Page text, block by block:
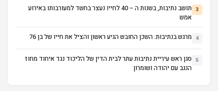
3
תושב נתיבות, בשנות ה – 40 לחייו נעצר בחשד למעורבותו באירוע
אמש
4 מרגש בנתיבות: השכן החובש הגיע ראשון והציל את חייו של בן 76
5 סגן ראש עיריית נתיבות עתר לבית הדין של הליכוד נגד איחוד מחוז
הנגב עם יהודה ושומרון